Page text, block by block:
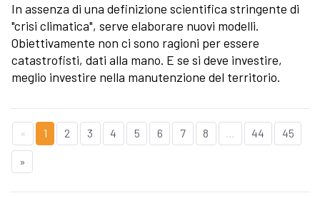
In assenza di una definizione scientifica stringente di
"crisi climatica", serve elaborare nuovi modelli.
Obiettivamente non ci sono ragioni per essere
catastrofisti, dati alla mano. E se si deve investire,
meglio investire nella manutenzione del territorio.
« 1 2 3 4 5 6 7 8 ... 44 45
»